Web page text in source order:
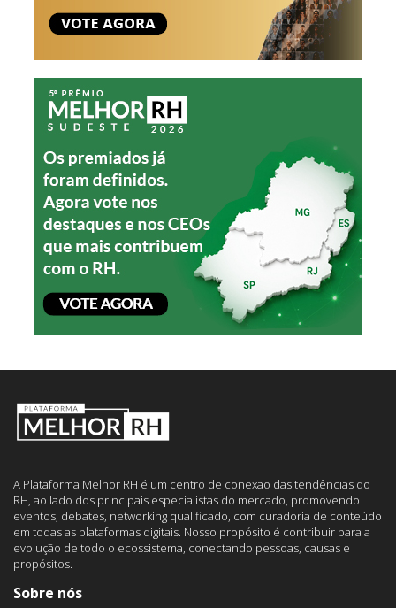
A Plataforma Melhor RH é um centro de conexão das tendências do
RH, ao lado dos principais especialistas do mercado, promovendo
eventos, debates, networking qualificado, com curadoria de conteúdo
em todas as plataformas digitais. Nosso propósito é contribuir para a
evolução de todo o ecossistema, conectando pessoas, causas e
propósitos.
Sobre nós